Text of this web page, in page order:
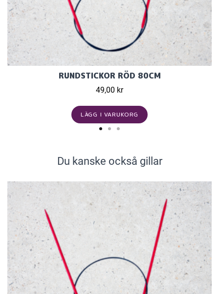
RUNDSTICKOR RÖD 80CM
49,00 kr
LÄGG I VARUKORG
Du kanske också gillar